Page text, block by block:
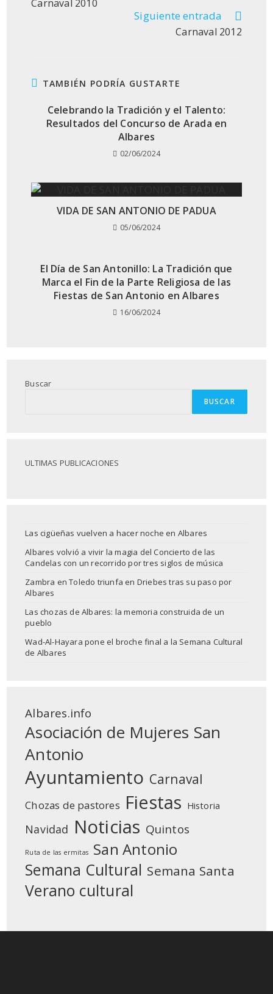
artículos
Carnaval 2010
Siguiente entrada
Carnaval 2012
TAMBIÉN PODRÍA GUSTARTE
Celebrando la Tradición y el Talento:
Resultados del Concurso de Arada en
Albares
02/06/2024
VIDA DE SAN ANTONIO DE PADUA
05/06/2024
El Día de San Antonillo: La Tradición que
Marca el Fin de la Parte Religiosa de las
Fiestas de San Antonio en Albares
16/06/2024
Buscar
BUSCAR
ULTIMAS PUBLICACIONES
Las cigüeñas vuelven a hacer noche en Albares
Albares volvió a vivir la magia del Concierto de las
Candelas con un recorrido por tres siglos de música
Zambra en Toledo triunfa en Driebes tras su paso por
Albares
Las chozas de Albares: la memoria construida de un
pueblo
Wad-Al-Hayara pone el broche final a la Semana Cultural
de Albares
Albares.info
Asociación de Mujeres San
Antonio
Ayuntamiento Carnaval
Chozas de pastores Fiestas Historia
Navidad Noticias Quintos
Ruta de las ermitas San Antonio
Semana Cultural Semana Santa
Verano cultural